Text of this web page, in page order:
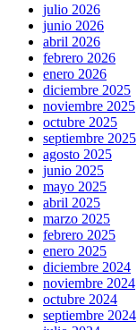
julio 2026
junio 2026
abril 2026
febrero 2026
enero 2026
diciembre 2025
noviembre 2025
octubre 2025
septiembre 2025
agosto 2025
junio 2025
mayo 2025
abril 2025
marzo 2025
febrero 2025
enero 2025
diciembre 2024
noviembre 2024
octubre 2024
septiembre 2024